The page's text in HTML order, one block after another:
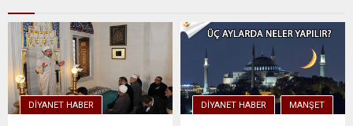
DIYANET HABER DIYANET HABER MANŞET